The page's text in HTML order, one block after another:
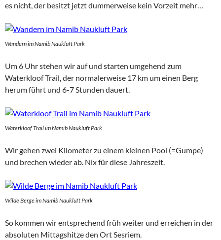
es nicht, der besitzt jetzt dummerweise kein Vorzeit mehr…
Wandern im Namib Naukluft Park
Um 6 Uhr stehen wir auf und starten umgehend zum
Waterkloof Trail, der normalerweise 17 km um einen Berg
herum führt und 6-7 Stunden dauert.
Waterkloof Trail im Namib Naukluft Park
Wir gehen zwei Kilometer zu einem kleinen Pool (=Gumpe)
und brechen wieder ab. Nix für diese Jahreszeit.
Wilde Berge im Namib Naukluft Park
So kommen wir entsprechend früh weiter und erreichen in der
absoluten Mittagshitze den Ort Sesriem.